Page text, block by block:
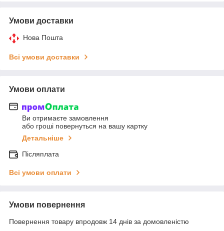
Умови доставки
Нова Пошта
Всі умови доставки
Умови оплати
Ви отримаєте замовлення
або гроші повернуться на вашу картку
Детальніше
Післяплата
Всі умови оплати
Умови повернення
Повернення товару впродовж 14 днів за домовленістю